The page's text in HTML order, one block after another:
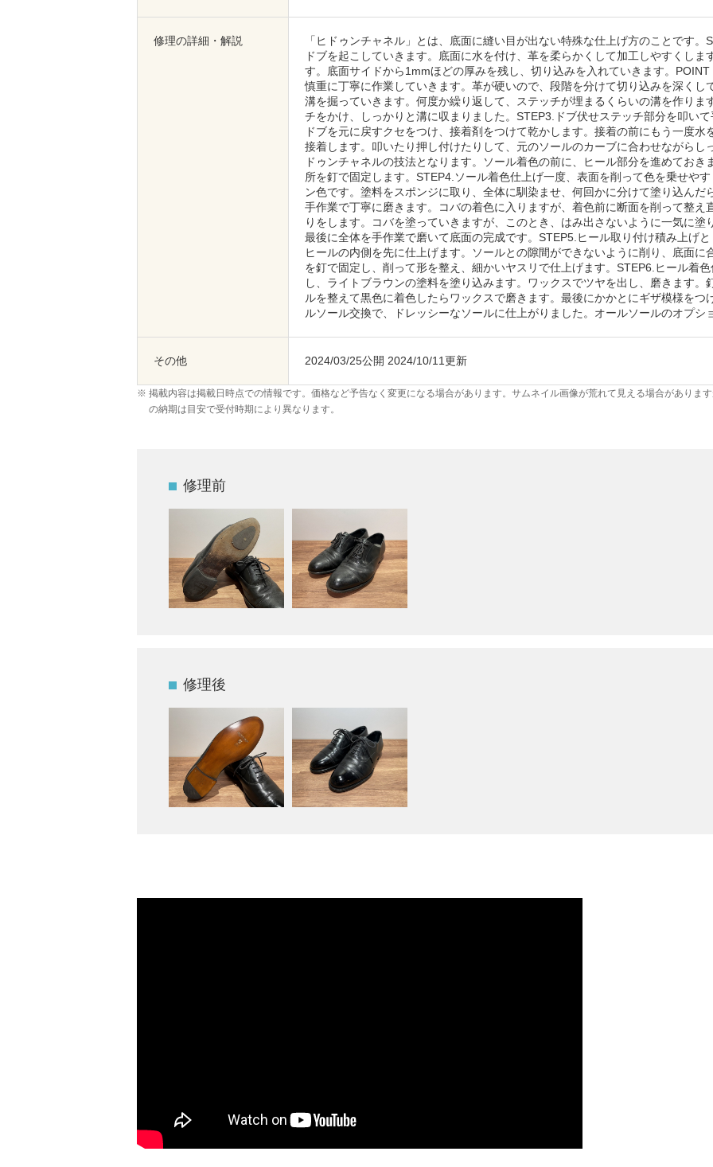
修理の詳細・解説
「ヒドゥンチャネル」とは、底面に縫い目が出ない特殊な仕上げ方のことです
ドブを起こしていきます。底面に水を付け、革を柔らかくして加工しやすくし
す。底面サイドから1mmほどの厚みを残し、切り込みを入れていきます。
慎重に丁寧に作業していきます。革が硬いので、段階を分けて切り込みを深くし
溝を掘っていきます。何度か繰り返して、ステッチが埋まるくらいの溝を作りま
チをかけ、しっかりと溝に収まりました。STEP3.ドブ伏せステッチ部分を叩い
ドブを元に戻すクセをつけ、接着剤をつけて乾かします。接着の前にもう一度
接着します。叩いたり押し付けたりして、元のソールのカーブに合わせながらし
ドゥンチャネルの技法となります。ソール着色の前に、ヒール部分を進めてお
所を釘で固定します。STEP4.ソール着色仕上げ一度、表面を削って色を乗せや
ン色です。塗料をスポンジに取り、全体に馴染ませ、何回かに分けて塗り込ん
手作業で丁寧に磨きます。コバの着色に入りますが、着色前に断面を削って整え
りをします。コバを塗っていきますが、このとき、はみ出さないように一気に
最後に全体を手作業で磨いて底面の完成です。STEP5.ヒール取り付け積み上げ
ヒールの内側を先に仕上げます。ソールとの隙間ができないように削り、底面
を釘で固定し、削って形を整え、細かいヤスリで仕上げます。STEP6.ヒール着
し、ライトブラウンの塗料を塗り込みます。ワックスでツヤを出し、磨きます
ルを整えて黒色に着色したらワックスで磨きます。最後にかかとにギザ模様を
ルソール交換で、ドレッシーなソールに仕上がりました。オールソールのオプシ
その他 2024/03/25公開 2024/10/11更新
掲載内容は掲載日時点での情報です。価格など予告なく変更になる場合があります。サムネイル画像が荒れて見える場合がありま
の納期は目安で受付時期により異なります。
修理前
修理後